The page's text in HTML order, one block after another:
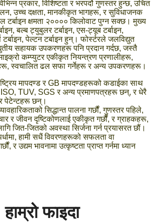
प्रकार, विशिष्टता र भरपर्दो गुणस्तर हुन्छ, उचित
उच्च दक्षता, मानकीकृत भागहरू, र सुविधाजनक
टर्बाइन क्षमता २०००० किलोवाट पुग्न सक्छ। मुख्य
बल्ब ट्युबुलर टर्बाइन, एस-ट्यूब टर्बाइन,
टर्बाइन, पेल्टन टर्बाइन हुन्। फोर्स्टरले जलविद्युत
सहायक उपकरणहरू पनि प्रदान गर्दछ, जस्तै
कम्प्युटर एकीकृत नियन्त्रण प्रणालीहरू,
स्वचालित ढल सफा गर्नेहरू र अन्य उपकरणहरू।
मापदण्ड र GB मापदण्डहरूको कडाईका साथ
ISO, TUV, SGS र अन्य प्रमाणपत्रहरू छन्, र धेरै
पेटेन्टहरू छन्।
सिद्धान्त पालना गर्छौं, गुणस्तर पहिले,
र जीवन दृष्टिकोणलाई एकीकृत गर्छौं, र ग्राहकहरू,
जित-जितको अवस्था सिर्जना गर्न प्रयासरत छौं।
हामी सधैं विवरणहरूको सफलता वा
र उद्यम भावनामा उत्कृष्टता प्राप्त गर्नमा ध्यान
हाम्रो फाइदा